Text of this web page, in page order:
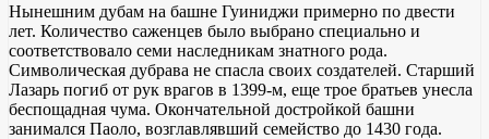
Нынешним дубам на башне Гуиниджи примерно по двести
лет. Количество саженцев было выбрано специально и
соответствовало семи наследникам знатного рода.
Символическая дубрава не спасла своих создателей. Старший
Лазарь погиб от рук врагов в 1399-м, еще трое братьев унесла
беспощадная чума. Окончательной достройкой башни
занимался Паоло, возглавлявший семейство до 1430 года.